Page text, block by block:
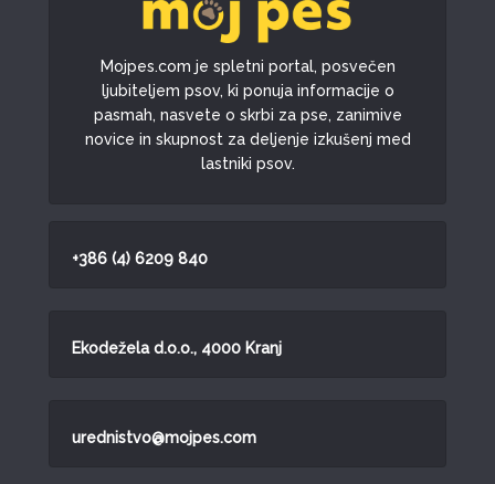
Mojpes.com je spletni portal, posvečen
ljubiteljem psov, ki ponuja informacije o
pasmah, nasvete o skrbi za pse, zanimive
novice in skupnost za deljenje izkušenj med
lastniki psov.
+386 (4) 6209 840
Ekodežela d.o.o., 4000 Kranj
urednistvo@mojpes.com